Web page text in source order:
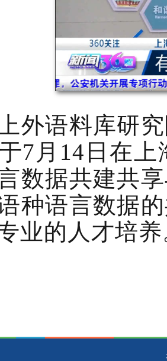
外语料库研
7月14日在
数据共建共
种语言数据
业的人才培